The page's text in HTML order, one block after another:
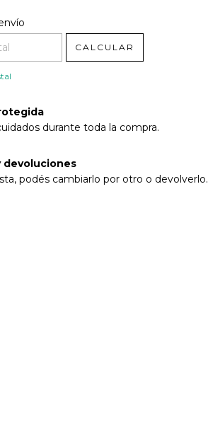
CP:
CALCULAR
durante toda la compra.
devoluciones
podés cambiarlo por otro o devolverlo.